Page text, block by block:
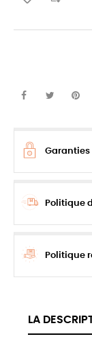
Garanties
Politique
Politique
LA